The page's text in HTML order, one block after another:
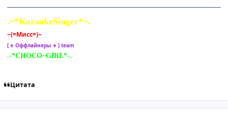
.~*KaraokeSinger*~.
~(=Мисс=)~
[ ♣ Оффлайнеры ♣ ] team
.-*CHOCO~GIRL*-.
Цитата